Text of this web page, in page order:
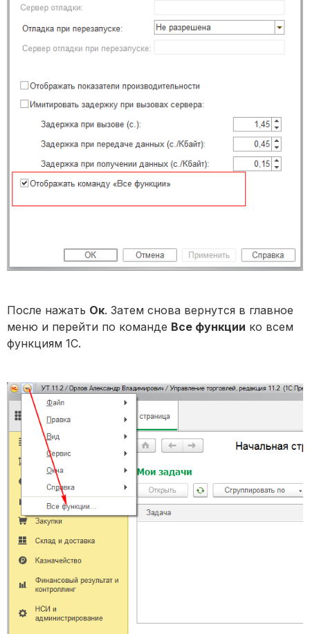
После нажать Ок. Затем снова вернутся в главное
меню и перейти по команде Все функции ко всем
функциям 1С.